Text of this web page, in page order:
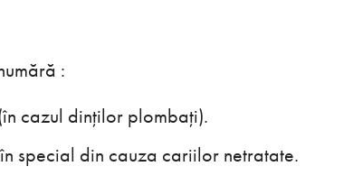
:
cazul dinților plombați).
special din cauza cariilor netratate.